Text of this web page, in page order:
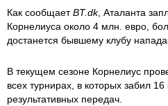
Как сообщаетBT.dk, Аталанта
Корнелиуса около 4 млн. евро,
достанется бывшему клубу
В текущем сезоне Корнелиус
всех турнирах, в которых забил
результативных передач.